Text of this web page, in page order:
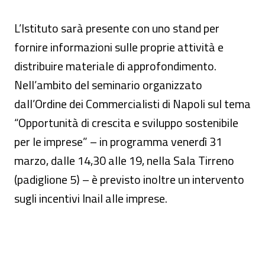
L’Istituto sarà presente con uno stand per
fornire informazioni sulle proprie attività e
distribuire materiale di approfondimento.
Nell’ambito del seminario organizzato
dall’Ordine dei Commercialisti di Napoli sul tema
“Opportunità di crescita e sviluppo sostenibile
per le imprese” – in programma venerdì 31
marzo, dalle 14,30 alle 19, nella Sala Tirreno
(padiglione 5) – è previsto inoltre un intervento
sugli incentivi Inail alle imprese.